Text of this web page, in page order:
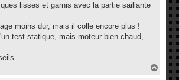
lisses et garnis avec la partie saillante
moins dur, mais il colle encore plus !
test statique, mais moteur bien chaud,